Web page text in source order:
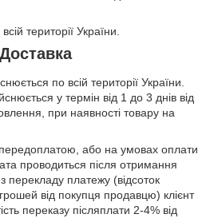
території України.
Доставка
по всій території України.
у термін від 1 до 3 днів від
при наявності товару на
або на умовах оплати
проводиться після отримання
перекладу платежу (відсоток
від покупця продавцю) клієнт
переказу післяплати 2-4% від